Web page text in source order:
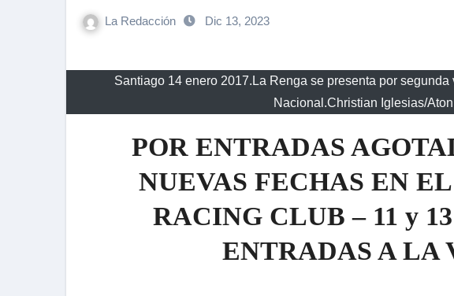
La Redacción Dic 13, 2023
Santiago 14 enero 2017.La Renga se presenta por
Nacional.Christian Iglesias/
POR ENTRADAS
NUEVAS FECHAS EN
RACING CLUB – 11 y
ENTRADAS A LA